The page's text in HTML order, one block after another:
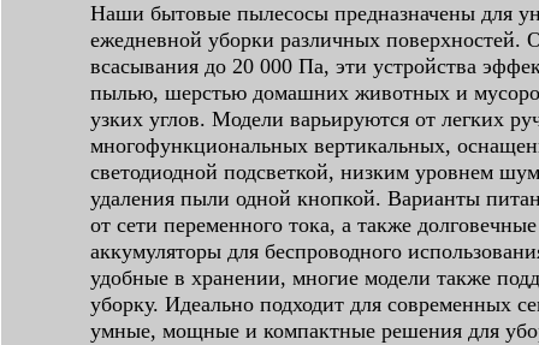
Наши бытовые пылесосы предназначены для
ежедневной уборки различных поверхностей.
всасывания до 20 000 Па, эти устройства
пылью, шерстью домашних животных и
узких углов. Модели варьируются от легких
многофункциональных вертикальных,
светодиодной подсветкой, низким уровнем
удаления пыли одной кнопкой. Варианты
от сети переменного тока, а также
аккумуляторы для беспроводного
удобные в хранении, многие модели также
уборку. Идеально подходит для современных
умные, мощные и компактные решения для